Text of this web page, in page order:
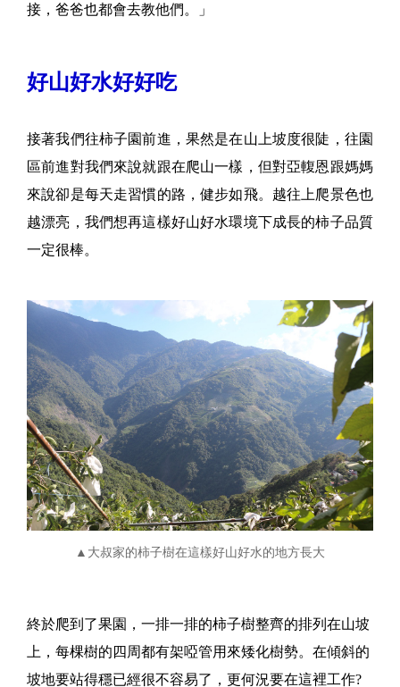
接，爸爸也都會去教他們。」
好山好水好好吃
接著我們往柿子園前進，果然是在山上坡度很陡，往園
區前進對我們來說就跟在爬山一樣，但對亞輹恩跟媽媽
來說卻是每天走習慣的路，健步如飛。越往上爬景色也
越漂亮，我們想再這樣好山好水環境下成長的柿子品質
一定很棒。
▲大叔家的柿子樹在這樣好山好水的地方長大
終於爬到了果園，一排一排的柿子樹整齊的排列在山坡
上，每棵樹的四周都有架啞管用來矮化樹勢。在傾斜的
坡地要站得穩已經很不容易了，更何況要在這裡工作?